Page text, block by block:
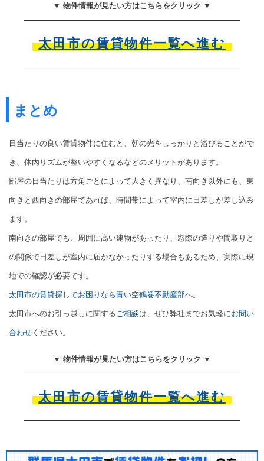
▼ 物件情報が見たい方はこちらをクリック ▼
太田市の賃貸物件一覧へ進む
まとめ
日当たりの良い賃貸物件に住むと、朝の光をしっかりと浴びることがで
き、体内リズムが整いやすくなるなどのメリットがあります。
部屋の日当たりは方角ごとによって大きく異なり、南向き以外にも、東
向きと西向きの部屋であれば、時間帯によって室内に日差しが差し込み
ます。
南向きの部屋でも、周囲に高い建物があったり、窓際の造りや間取りと
の関係で日差しが室内に届かなかったりする場合もあるため、実際に現
地での確認が必要です。
太田市の賃貸探しでお困りなら青い空鶴巻不動産部へ。
太田市へのお引っ越しに関する ご相談は、ぜひ弊社までお気軽に お問い
合わせ ください。
▼ 物件情報が見たい方はこちらをクリック ▼
太田市の賃貸物件一覧へ進む